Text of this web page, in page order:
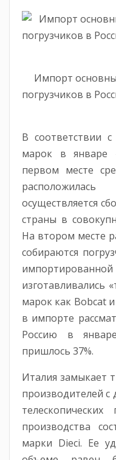
Импорт
погрузчиков в
В соответствии
марок в январе
первом месте
осуществляется
страны в
На втором месте
собираются
изготавливались
марок как Bobcat
в импорте
Россию в
пришлось 37%.
Италия замыкает
производителей с
телескопических
производства
марки Dieci. Ее